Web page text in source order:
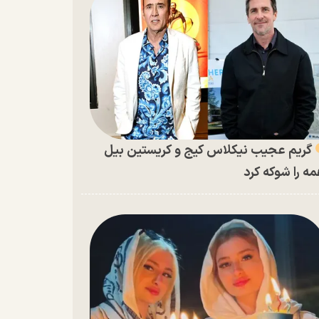
گریم عجیب نیکلاس کیج و کریستین بیل
را شوکه کرد